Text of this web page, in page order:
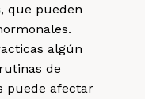
, que pueden
algún
de
puede afectar